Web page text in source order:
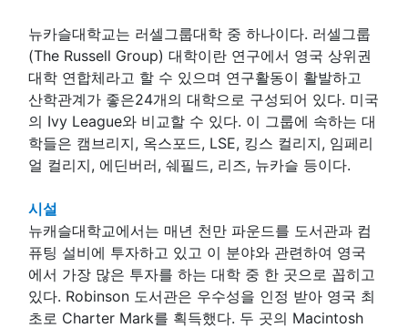
뉴카슬대학교는 러셀그룹대학 중 하나이다. 러셀그룹
(The Russell Group) 대학이란 연구에서 영국 상위권
대학 연합체라고 할 수 있으며 연구활동이 활발하고
산학관계가 좋은24개의 대학으로 구성되어 있다. 미국
의 Ivy League와 비교할 수 있다. 이 그룹에 속하는 대
학들은 캠브리지, 옥스포드, LSE, 킹스 컬리지, 임페리
얼 컬리지, 에딘버러, 쉐필드, 리즈, 뉴카슬 등이다.
시설
뉴캐슬대학교에서는 매년 천만 파운드를 도서관과 컴
퓨팅 설비에 투자하고 있고 이 분야와 관련하여 영국
에서 가장 많은 투자를 하는 대학 중 한 곳으로 꼽히고
있다. Robinson 도서관은 우수성을 인정 받아 영국 최
초로 Charter Mark를 획득했다. 두 곳의 Macintosh